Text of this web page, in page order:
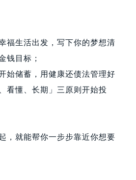
福生活出发，写下你的梦想清
钱目标；
始储蓄，用健康还债法管理好
看懂、长期」三原则开始投
，就能帮你一步步靠近你想要